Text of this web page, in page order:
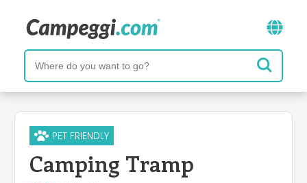
PET FRIENDLY
Camping Tramp